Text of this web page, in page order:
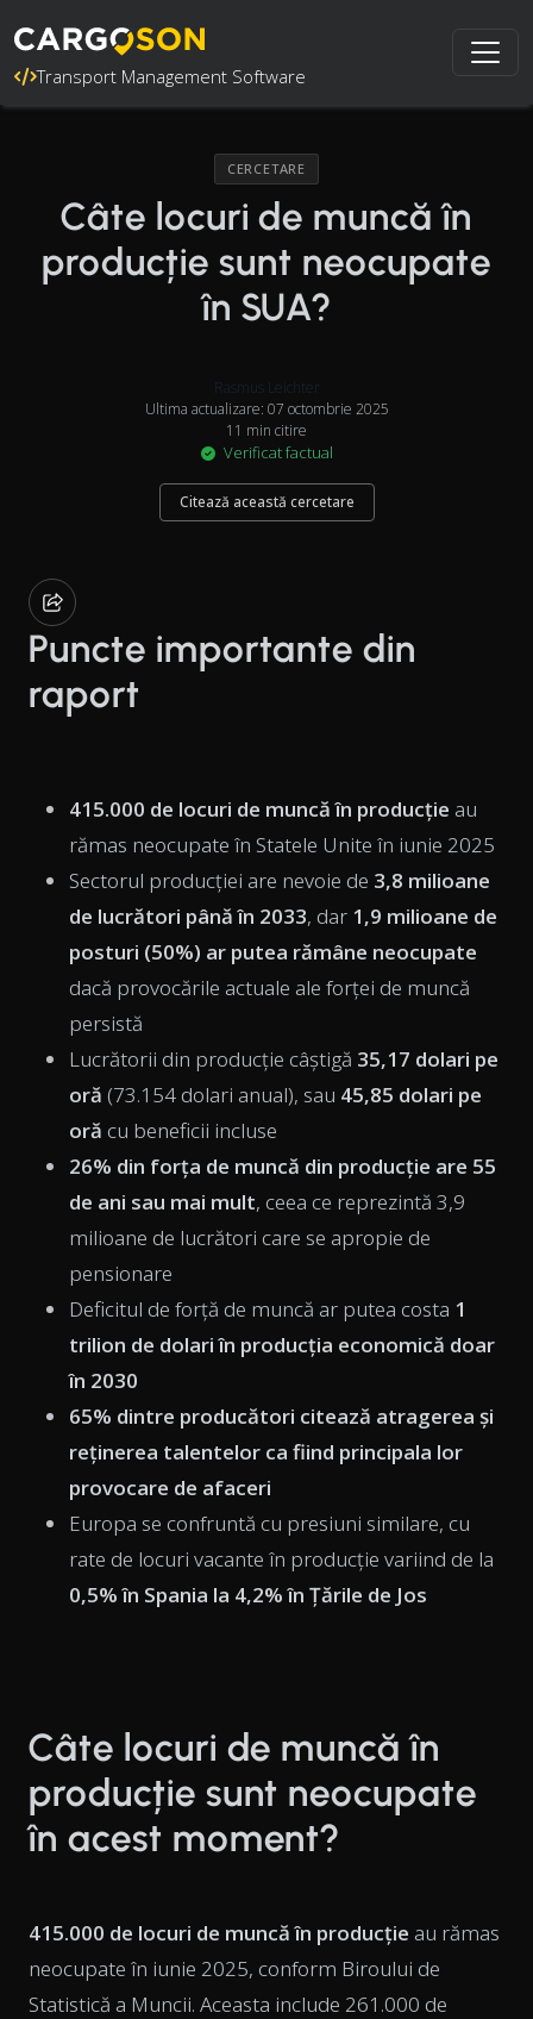
Transport Management Software
CERCETARE
Câte locuri de muncă în
producție sunt neocupate
în SUA?
Rasmus Leichter
Ultima actualizare: 07 octombrie 2025
11 min citire
Verificat factual
Citează această cercetare
Puncte importante din
raport
415.000 de locuri de muncă în producție au
rămas neocupate în Statele Unite în iunie 2025
Sectorul producției are nevoie de 3,8 milioane
de lucrători până în 2033, dar 1,9 milioane de
posturi (50%) ar putea rămâne neocupate
dacă provocările actuale ale forței de muncă
persistă
Lucrătorii din producție câștigă 35,17 dolari pe
oră (73.154 dolari anual), sau 45,85 dolari pe
oră cu beneficii incluse
26% din forța de muncă din producție are 55
de ani sau mai mult, ceea ce reprezintă 3,9
milioane de lucrători care se apropie de
pensionare
Deficitul de forță de muncă ar putea costa 1
trilion de dolari în producția economică doar
în 2030
65% dintre producători citează atragerea și
reținerea talentelor ca fiind principala lor
provocare de afaceri
Europa se confruntă cu presiuni similare, cu
rate de locuri vacante în producție variind de la
0,5% în Spania la 4,2% în Țările de Jos
Câte locuri de muncă în
producție sunt neocupate
în acest moment?
415.000 de locuri de muncă în producție au rămas
neocupate în iunie 2025, conform Biroului de
Statistică a Muncii. Aceasta include 261.000 de